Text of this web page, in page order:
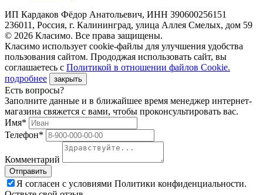
ИП Кардаков Фёдор Анатольевич, ИНН 390600256151
236011, Россия, г. Калининград, улица Аллея Смелых, дом 59
© 2026 Класимо. Все права защищены.
Класимо использует cookie-файлы для улучшения удобства
пользования сайтом. Прододжая использовать сайт, вы
соглашаетесь с Политикой в отношении файлов Сookie.
подробнее
закрыть
Есть вопросы?
Заполните данные и в ближайшее время менеджер интернет-
магазина свяжется с вами, чтобы проконсультировать вас.
Имя*
Телефон*
Комментарий
Я согласен с условиями Политики конфиденциальности.